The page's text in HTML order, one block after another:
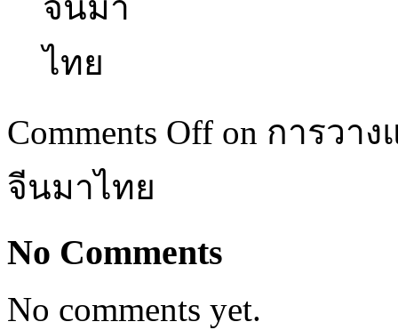
Comments Off on การวา
จีนมาไทย
No Comments
No comments yet.